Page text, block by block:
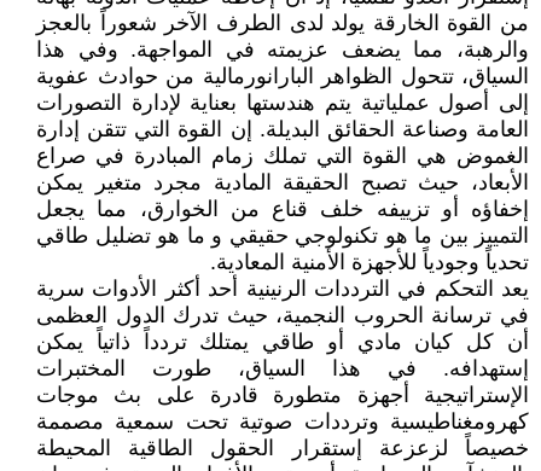
من القوة الخارقة يولد لدى الطرف الآخر شعوراً بالعجز
والرهبة، مما يضعف عزيمته في المواجهة. وفي هذا
السياق، تتحول الظواهر البارانورمالية من حوادث عفوية
إلى أصول عملياتية يتم هندستها بعناية لإدارة التصورات
العامة وصناعة الحقائق البديلة. إن القوة التي تتقن إدارة
الغموض هي القوة التي تملك زمام المبادرة في صراع
الأبعاد، حيث تصبح الحقيقة المادية مجرد متغير يمكن
إخفاؤه أو تزييفه خلف قناع من الخوارق، مما يجعل
التمييز بين ما هو تكنولوجي حقيقي و ما هو تضليل طاقي
تحدياً وجودياً للأجهزة الأمنية المعادية.
يعد التحكم في الترددات الرنينية أحد أكثر الأدوات سرية
في ترسانة الحروب النجمية، حيث تدرك الدول العظمى
أن كل كيان مادي أو طاقي يمتلك تردداً ذاتياً يمكن
إستهدافه. في هذا السياق، طورت المختبرات
الإستراتيجية أجهزة متطورة قادرة على بث موجات
كهرومغناطيسية وترددات صوتية تحت سمعية مصممة
خصيصاً لزعزعة إستقرار الحقول الطاقية المحيطة